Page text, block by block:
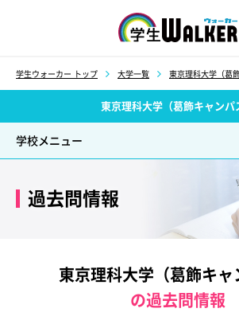
学生ウォーカー トップ 大学一覧 東京理科大学（葛
東京理科大学（葛飾キャンパ
学校メニュー
過去問情報
東京理科大学（葛飾キャ
の過去問情報